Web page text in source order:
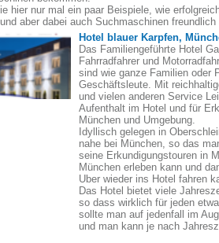
hier nur mal ein paar Beispiele, wie
aber dabei auch Suchmaschinen
Hotel blauer Karpfen,
Das Familiengeführte Hotel
Fahrradfahrer und
sind wie ganze Familien oder
Geschäftsleute. Mit
und vielen anderen Service
Aufenthalt im Hotel und für
München und Umgebung.
Idyllisch gelegen in
nahe bei München, so das
seine Erkundigungstouren in
München erleben kann und
Uber wieder ins Hotel fahren
Das Hotel bietet viele
so dass wirklich für jeden
sollte man auf jedenfall im
und man kann je nach